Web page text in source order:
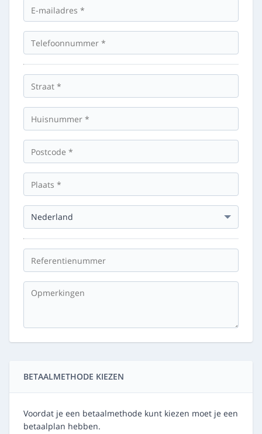
BETAALMETHODE KIEZEN
Voordat je een betaalmethode kunt kiezen moet je een
betaalplan hebben.